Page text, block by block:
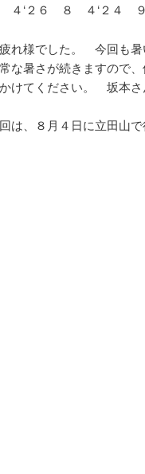
４‘２６ ８ ４‘２４
れ様でした。 今回も暑
な暑さが続きますので
けてください。 坂本さ
は、８月４日に立田山で